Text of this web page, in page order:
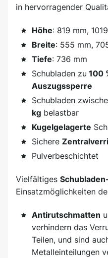
in hervorragender
Höhe: 819 mm,
Breite: 555 mm,
Tiefe: 736 mm
Schubladen zu 100
Auszugssperre
Schubladen
kg belastbar
Kugelgelagerte
Sichere
Pulverbeschichtet
Vielfältiges
Einsatzmöglichkeiten
Antirutschmatten
verhindern das
Teilen, und sind
Metalleinteilungen